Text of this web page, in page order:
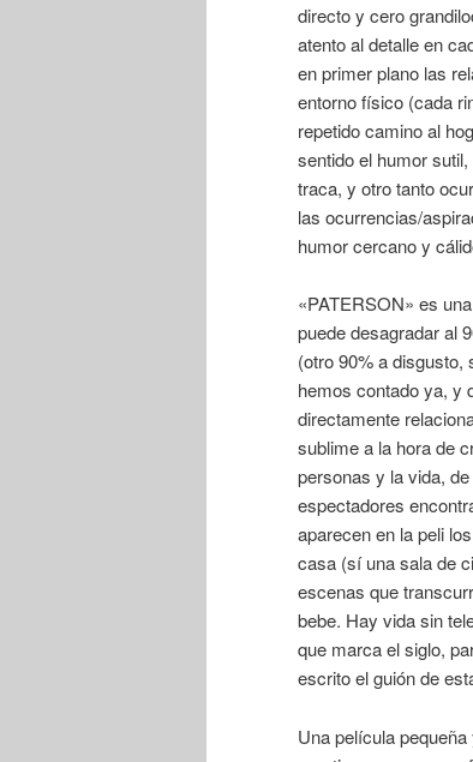
directo y cero
atento al detalle en
en primer plano las
entorno físico (cada
repetido camino al
sentido el humor
traca, y otro tanto
las ocurrencias/
humor cercano y
«PATERSON» es
puede desagradar al
(otro 90% a
hemos contado ya, y
directamente
sublime a la hora de
personas y la vida,
espectadores
aparecen en la peli
casa (sí una sala de
escenas que
bebe. Hay vida sin
que marca el siglo,
escrito el guión de
Una película